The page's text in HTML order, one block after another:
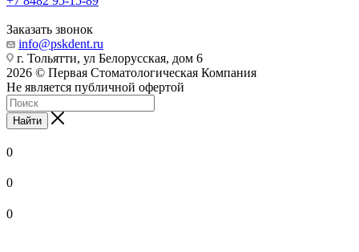
Заказать звонок
info@pskdent.ru
г. Тольятти, ул Белорусская, дом 6
2026 © Первая Стоматологическая Компания
Не является публичной офертой
Найти
0
0
0